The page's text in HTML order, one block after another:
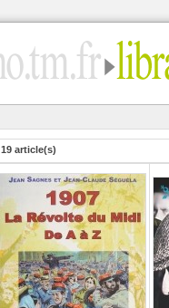
19 article(s)